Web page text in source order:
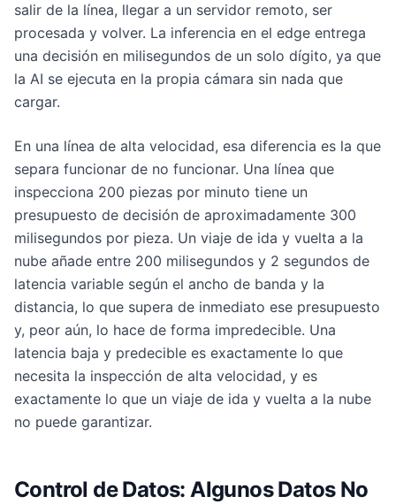
salir de la línea, llegar a un servidor remoto, ser
procesada y volver. La inferencia en el edge entrega
una decisión en milisegundos de un solo dígito, ya que
la AI se ejecuta en la propia cámara sin nada que
cargar.
En una línea de alta velocidad, esa diferencia es la que
separa funcionar de no funcionar. Una línea que
inspecciona 200 piezas por minuto tiene un
presupuesto de decisión de aproximadamente 300
milisegundos por pieza. Un viaje de ida y vuelta a la
nube añade entre 200 milisegundos y 2 segundos de
latencia variable según el ancho de banda y la
distancia, lo que supera de inmediato ese presupuesto
y, peor aún, lo hace de forma impredecible. Una
latencia baja y predecible es exactamente lo que
necesita la inspección de alta velocidad, y es
exactamente lo que un viaje de ida y vuelta a la nube
no puede garantizar.
Control de Datos: Algunos Datos No